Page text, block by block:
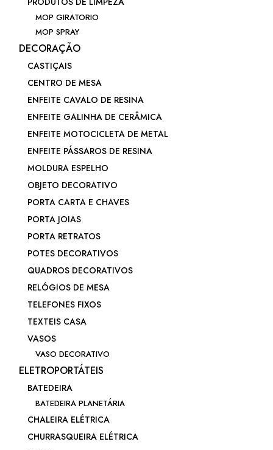
MOP GIRATORIO
MOP SPRAY
DECORAÇÃO
CASTIÇAIS
CENTRO DE MESA
ENFEITE CAVALO DE RESINA
ENFEITE GALINHA DE CERÂMICA
ENFEITE MOTOCICLETA DE METAL
ENFEITE PÁSSAROS DE RESINA
MOLDURA ESPELHO
OBJETO DECORATIVO
PORTA CARTA E CHAVES
PORTA JOIAS
PORTA RETRATOS
POTES DECORATIVOS
QUADROS DECORATIVOS
RELÓGIOS DE MESA
TELEFONES FIXOS
TEXTEIS CASA
VASOS
VASO DECORATIVO
ELETROPORTÁTEIS
BATEDEIRA
BATEDEIRA PLANETÁRIA
CHALEIRA ELÉTRICA
CHURRASQUEIRA ELÉTRICA